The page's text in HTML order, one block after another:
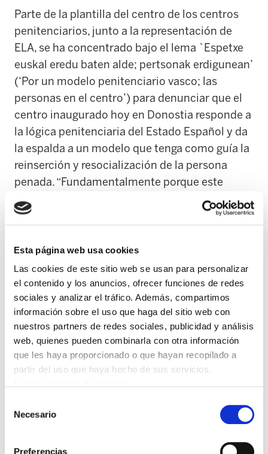
Esta página web usa cookies
Las cookies de este sitio web se usan para personalizar
el contenido y los anuncios, ofrecer funciones de redes
sociales y analizar el tráfico. Además, compartimos
información sobre el uso que haga del sitio web con
nuestros partners de redes sociales, publicidad y análisis
web, quienes pueden combinarla con otra información
que les haya proporcionado o que hayan recopilado a
partir del uso que haya hecho de sus servicios.
Necesario
Preferencias
Parte de la plantilla del centro de los centros
penitenciarios, junto a la representación de
ELA, se ha concentrado bajo el lema `Espetxe
euskal eredu baten alde; pertsonak erdigunean’
(‘Por un modelo penitenciario vasco; las
personas en el centro’) para denunciar que el
centro inaugurado hoy en Donostia responde a
la lógica penitenciaria del Estado Español y da
la espalda a un modelo que tenga como guía la
reinserción y resocialización de la persona
penada. “Fundamentalmente porque este
centro ha sido diseñado por el Ministrior del
Interior del Estado español antes de que se
ELA lamenta que el Gobierno Vasco ha hecho
suyo este diseño en toda su integridad. Se trata
de un centro nuevo con graves carencias: solo
hay un módulo femenino, lo que hace que
mujeres de diferente grado estén en el mismo
espacio físico; con un centro de inserción
social CIS sin personal propio, ya que en la
una Unidad Psiquiátrica propia que impida que
ordinarios o sean derivados a recursos privados